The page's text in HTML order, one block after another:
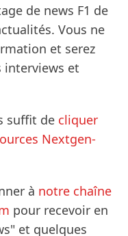
de news F1 de
Vous ne
et serez
interviews et
suffit de cliquer
Nextgen-
à notre chaîne
pour recevoir en
et quelques